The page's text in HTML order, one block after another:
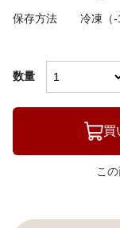
保存方法 冷凍（-
数量
買
こ